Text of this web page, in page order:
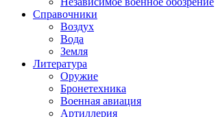
Справочники
Воздух
Вода
Земля
Литература
Оружие
Бронетехника
Военная авиация
Артиллерия